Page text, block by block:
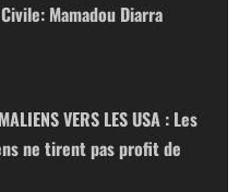
Mamadou Diarra
VERS LES USA : Les
ne tirent pas profit de